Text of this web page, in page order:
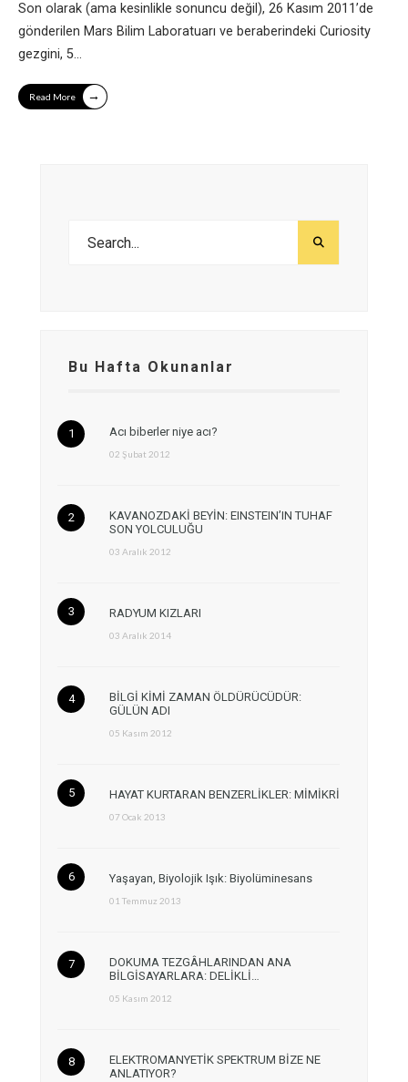
Son olarak (ama kesinlikle sonuncu değil), 26 Kasım 2011’de
gönderilen Mars Bilim Laboratuarı ve beraberindeki Curiosity
gezgini, 5...
Read More →
Bu Hafta Okunanlar
Acı biberler niye acı?
02 Şubat 2012
KAVANOZDAKİ BEYİN: EINSTEIN’IN TUHAF
SON YOLCULUĞU
03 Aralık 2012
RADYUM KIZLARI
03 Aralık 2014
BİLGİ KİMİ ZAMAN ÖLDÜRÜCÜDÜR:
GÜLÜN ADI
05 Kasım 2012
HAYAT KURTARAN BENZERLİKLER: MİMİKRİ
07 Ocak 2013
Yaşayan, Biyolojik Işık: Biyolüminesans
01 Temmuz 2013
DOKUMA TEZGÂHLARINDAN ANA
BİLGİSAYARLARA: DELİKLİ…
05 Kasım 2012
ELEKTROMANYETİK SPEKTRUM BİZE NE
ANLATIYOR?